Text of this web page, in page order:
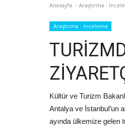
Anasayfa Araştırma -
Araştırma - İnceleme
Kültür ve Turizm
Antalya ve İstanbul’un
ayında ülkemize gelen